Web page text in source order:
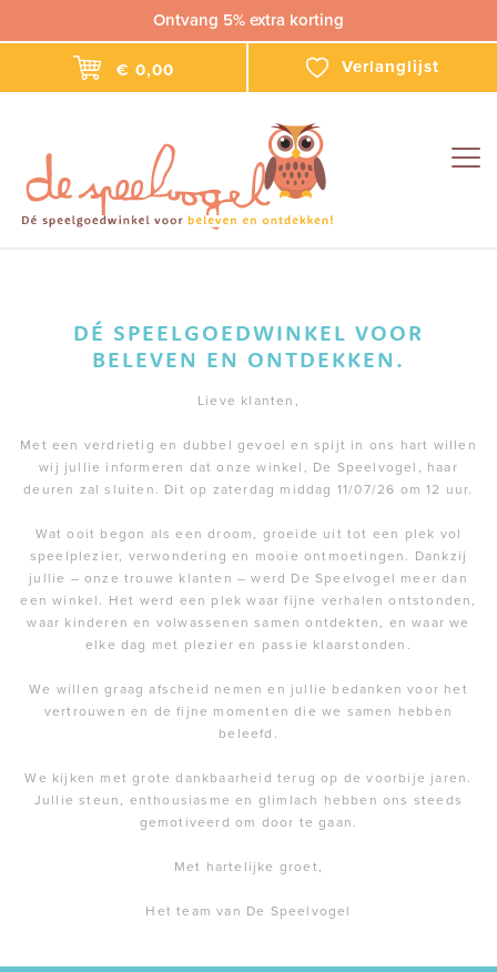
Ontvang 5% extra korting
€ 0,00 Verlanglijst
DÉ SPEELGOEDWINKEL VOOR
BELEVEN EN ONTDEKKEN.
Lieve klanten,
Met een verdrietig en dubbel gevoel en spijt in ons hart willen
wij jullie informeren dat onze winkel, De Speelvogel, haar
deuren zal sluiten. Dit op zaterdag middag 11/07/26 om 12 uur.
Wat ooit begon als een droom, groeide uit tot een plek vol
speelplezier, verwondering en mooie ontmoetingen. Dankzij
jullie – onze trouwe klanten – werd De Speelvogel meer dan
een winkel. Het werd een plek waar fijne verhalen ontstonden,
waar kinderen en volwassenen samen ontdekten, en waar we
elke dag met plezier en passie klaarstonden.
We willen graag afscheid nemen en jullie bedanken voor het
vertrouwen en de fijne momenten die we samen hebben
beleefd.
We kijken met grote dankbaarheid terug op de voorbije jaren.
Jullie steun, enthousiasme en glimlach hebben ons steeds
gemotiveerd om door te gaan.
Met hartelijke groet,
Het team van De Speelvogel